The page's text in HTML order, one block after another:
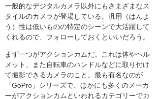
一般的なデジタルカメラ以外にもさまざまなス
タイルのカメラが登場している。汎用（はんよ
う）性は低いものの特定のシーンで大活躍して
くれるので、フォローしておくといいだろう。
まず一つがアクションカムだ。これは体やヘル
メット、また自転車のハンドルなどに取り付け
て撮影できるカメラのこと。最も有名なのが
「GoPro」シリーズで、ほかにも多くのメーカ
ーがアクションカムといわれるカテゴリーでカ